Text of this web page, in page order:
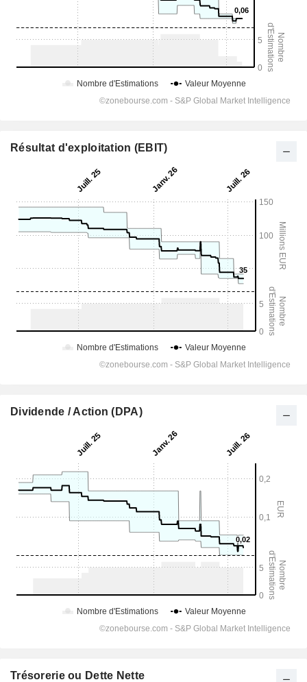
Résultat d'exploitation (EBIT)
Dividende / Action (DPA)
Trésorerie ou Dette Nette